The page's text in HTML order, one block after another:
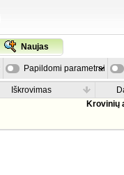
Naujas
Papildomi parametrai
Iškrovimas
Krovinių